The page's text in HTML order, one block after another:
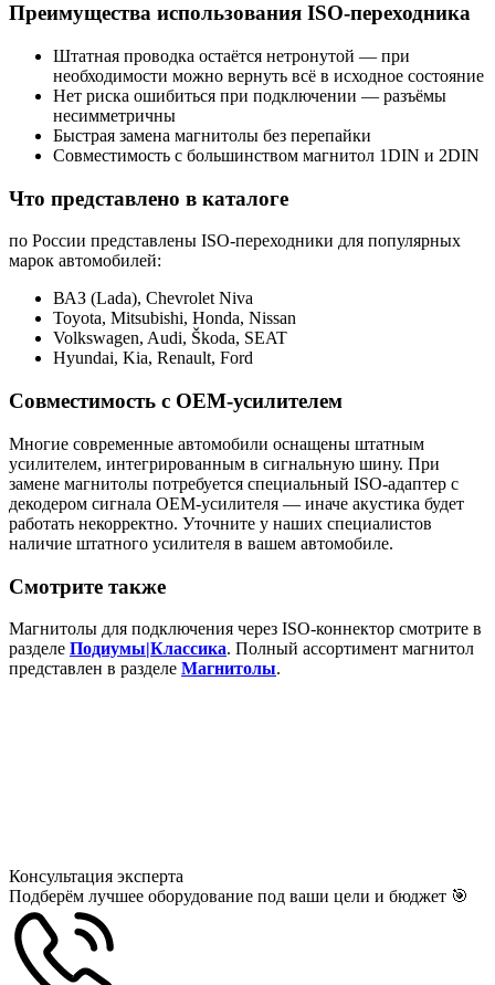
Преимущества использования ISO-переходника
Штатная проводка остаётся нетронутой — при
необходимости можно вернуть всё в исходное состояние
Нет риска ошибиться при подключении — разъёмы
несимметричны
Быстрая замена магнитолы без перепайки
Совместимость с большинством магнитол 1DIN и 2DIN
Что представлено в каталоге
по России представлены ISO-переходники для популярных
марок автомобилей:
ВАЗ (Lada), Chevrolet Niva
Toyota, Mitsubishi, Honda, Nissan
Volkswagen, Audi, Škoda, SEAT
Hyundai, Kia, Renault, Ford
Совместимость с OEM-усилителем
Многие современные автомобили оснащены штатным
усилителем, интегрированным в сигнальную шину. При
замене магнитолы потребуется специальный ISO-адаптер с
декодером сигнала OEM-усилителя — иначе акустика будет
работать некорректно. Уточните у наших специалистов
наличие штатного усилителя в вашем автомобиле.
Смотрите также
Магнитолы для подключения через ISO-коннектор смотрите в
разделе Подиумы|Классика. Полный ассортимент магнитол
представлен в разделе Магнитолы.
Консультация эксперта
Подберём лучшее оборудование под ваши цели и бюджет 🎯